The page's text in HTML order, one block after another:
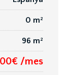
0 m²
96 m²
/mes